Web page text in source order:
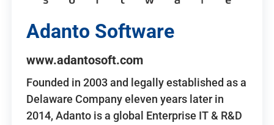
Adanto Software
www.adantosoft.com
Founded in 2003 and legally established as a
Delaware Company eleven years later in
2014, Adanto is a global Enterprise IT & R&D